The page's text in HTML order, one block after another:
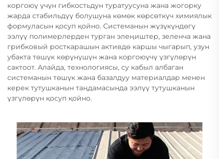
коргоюү үчүн гибкостьдун туратуусуна жана жогорку
жарда стабильдүү болушуна көмөк көрсөткүч химиялык
формуласын қосуп қойно. Системанын жүзүкүндөгү
ээлүү полимерлерден турган элеңиштер, зеленча жана
грибковый росткарашын активдө каршы чыгарып, узун
убакта төшүк көрүнүшүн жана коргоюүчү үзгүлөрүн
сактоот. Алайда, технологиясы, су кабыл албаган
системанын төшүк жана базалдуу материалдар менен
керек тутушканын таңдамасында ээлүү тутушканын
үзгүлөрүн қосуп қойно.